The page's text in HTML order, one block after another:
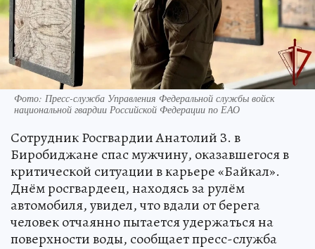
Фото: Пресс-служба Управления Федеральной службы войск
национальной гвардии Российской Федерации по ЕАО
Сотрудник Росгвардии Анатолий З. в
Биробиджане спас мужчину, оказавшегося в
критической ситуации в карьере «Байкал».
Днём росгвардеец, находясь за рулём
автомобиля, увидел, что вдали от берега
человек отчаянно пытается удержаться на
поверхности воды, сообщает пресс-служба